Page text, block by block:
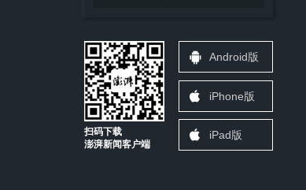
扫码下载
澎湃新闻客户端
Android版
iPhone版
iPad版